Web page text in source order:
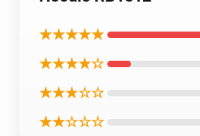
★★★★★
★★★★☆
★★★☆☆
★★☆☆☆